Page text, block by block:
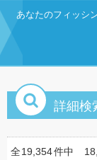
に
移
動
あなたのフィッシ
詳細検
全19,354件中